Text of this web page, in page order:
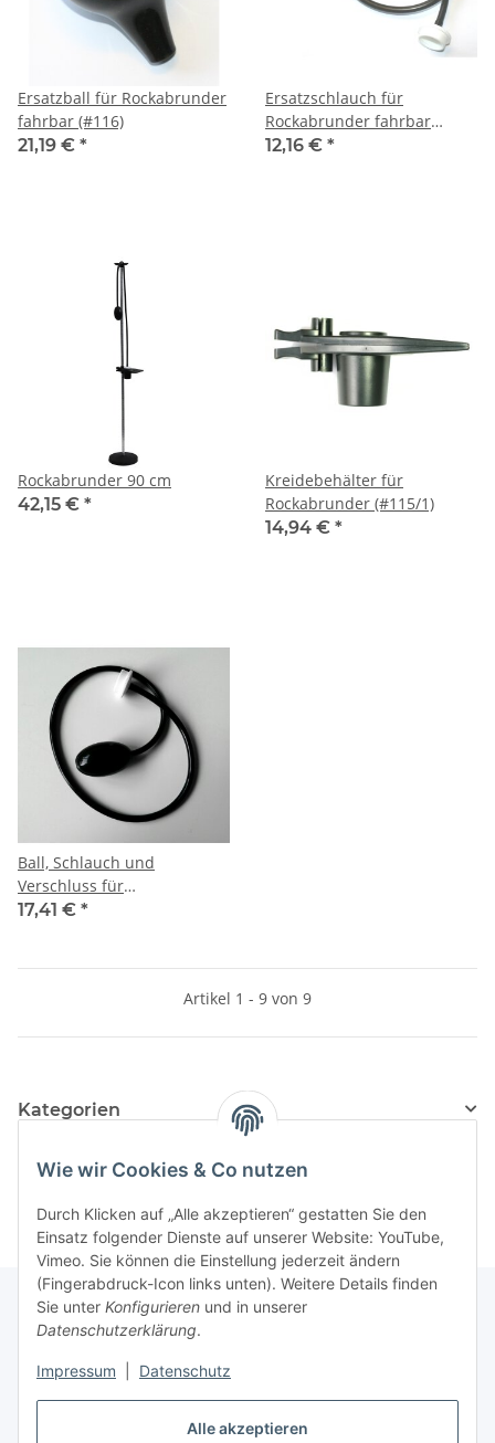
Alle akzeptieren
Wie wir Cookies & Co nutzen
Durch Klicken auf „Alle akzeptieren“ gestatten Sie den
Einsatz folgender Dienste auf unserer Website: YouTube,
Vimeo. Sie können die Einstellung jederzeit ändern
(Fingerabdruck-Icon links unten). Weitere Details finden
Sie unter Konfigurieren und in unserer
Datenschutzerklärung.
Impressum Datenschutz
Ersatzball für Rockabrunder
fahrbar (#116)
21,19 € *
Ersatzschlauch für
Rockabrunder fahrbar
(#116)
12,16 € *
Rockabrunder 90 cm
42,15 € *
Kreidebehälter für
Rockabrunder (#115/1)
14,94 € *
Ball, Schlauch und
Verschluss für
Rockabrunder (#115/1)
17,41 € *
Artikel 1 - 9 von 9
Kategorien
Hersteller
Informationen